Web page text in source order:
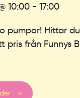
10:00 - 17:00
pumpor! Hittar
pris från Funnys